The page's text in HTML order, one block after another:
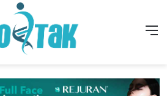
القائمة